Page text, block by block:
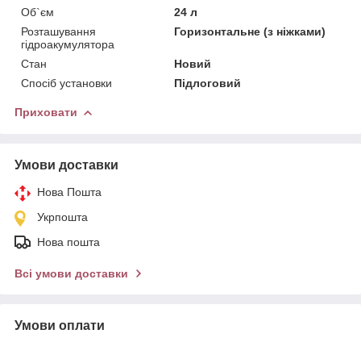
Об`єм
24 л
Розташування
гідроакумулятора
Горизонтальне (з ніжками)
Стан
Новий
Спосіб установки
Підлоговий
Приховати
Умови доставки
Нова Пошта
Укрпошта
Нова пошта
Всі умови доставки
Умови оплати